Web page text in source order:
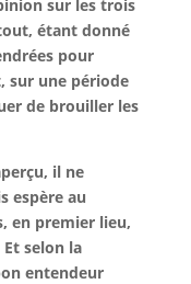
sur les trois
étant donné
pour
sur une période
de brouiller les
il ne
espère au
en premier lieu,
selon la
entendeur